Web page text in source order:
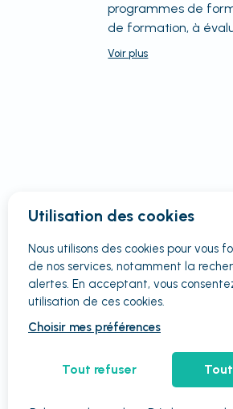
programmes de
de formation, à
Voirplus
Utilisation des cookies
Nous utilisons des cookies pour vous
de nos services, notamment la
alertes. En acceptant, vous
utilisation de ces cookies.
Choisir mes préférences
Tout refuser